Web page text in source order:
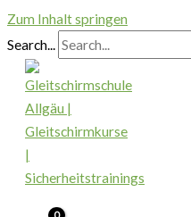
Zum Inhalt springen
Search...